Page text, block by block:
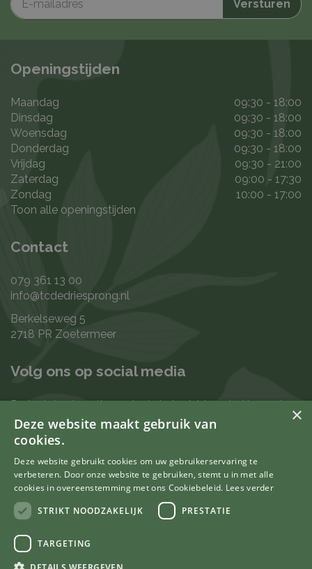
Openingstijden
Maandag
09:30 - 18:00
Dinsdag
09:30 - 18:00
Woensdag
09:30 - 18:00
Donderdag
09:30 - 18:00
Vrijdag
09:30 - 21:00
Zaterdag
09:00 - 17:30
Zondag
10:00 - 17:00
Toon alle openingstijden
Contact
079 361 13 00
info@tcdedriesprong.nl
Berkelseweg 5
2718 PR Zoetermeer
Volg ons op social media
De laatste nieuwtjes en leukste berichten vind je op de
de volgende kanalen:
Uw mening telt
© Tuincentrum De Driesprong
×
Deze website maakt gebruik van
cookies.
Deze website gebruikt cookies om uw gebruikerservaring te
verbeteren. Door onze website te gebruiken, stemt u in met alle
cookies in overeenstemming met ons Cookiebeleid. Lees verder
STRIKT NOODZAKELIJK
PRESTATIE
TARGETING